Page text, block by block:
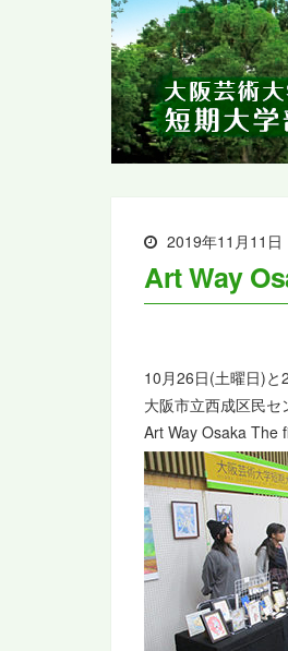
2019年11月11日
Art Way
10月26日(土曜日)と
大阪市立西成区民セ
Art Way Osaka The